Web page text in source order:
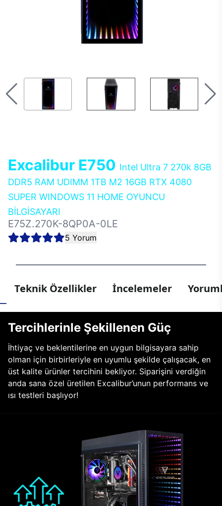
Excalibur E750 Intel Ultra 7 270k 8GB
DDR5 RAM UDIMM 1TB M2 16GB RTX 4080
SUPER WINDOWS 11 HOME OYUNCU
BİLGİSAYARI
E75Z.270K-8QP0A-0LE
5 Yorum
Teknik Özellikler İncelemeler
Tercihlerinle Şekillenen Güç
İhtiyaç ve beklentilerine en uygun bilgisayara sahip
olman için birbirleriyle en uyumlu şekilde çalışacak, en
üst kalite ürünler tercihini bekliyor. Siparişini verdiğin
anda sana özel üretilen Excalibur’unun performans ve
ısı testleri başlıyor!